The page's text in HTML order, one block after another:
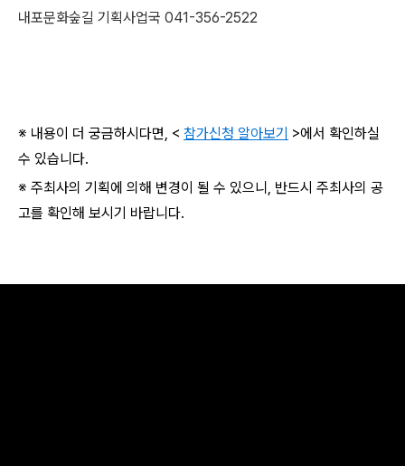
내포문화숲길 기획사업국 041-356-2522
※ 내용이 더 궁금하시다면, < 참가신청 알아보기 >에서 확인하실
수 있습니다.
※ 주최사의 기획에 의해 변경이 될 수 있으니, 반드시 주최사의 공
고를 확인해 보시기 바랍니다.